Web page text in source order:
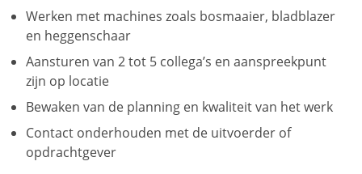
Werken met machines zoals bosmaaier, bladblazer
en heggenschaar
Aansturen van 2 tot 5 collega’s en aanspreekpunt
zijn op locatie
Bewaken van de planning en kwaliteit van het werk
Contact onderhouden met de uitvoerder of
opdrachtgever